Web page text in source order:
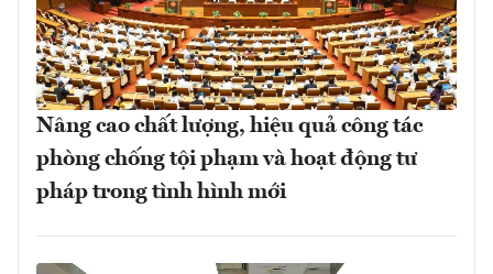
Nâng cao chất lượng, hiệu quả công tác
phòng chống tội phạm và hoạt động tư
pháp trong tình hình mới